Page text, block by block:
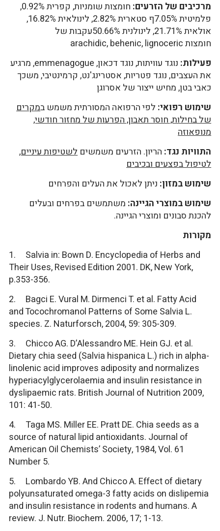
מרכיבים של הזרעים:
חומצות שומניות, קפרית 0.92%,
פלמיטית 7.05%ף סטארית 2.82%, לינולאית 16.82%,
אולאית 21.71%, לינולנית 50.66%עקבות של
חומצות arachidic, behenic, lignoceric
פעילות:
נוגד עוויתות, נוגד דכאון, emmenagogue, מרגיע
את העצבים, נוגד פטריות, אסטרינג'נט, קרמינטיבי, משכך
כאבי בטן, מחיש ייצור של אסרוגן
שימוש רפואי: לפי הרפואה המסורתית משמש במקרים
של בחילות, חוסר תאבון, הפרעות של מחזור חודשי,
מנופאוזה
התוויות נגד: הריון. הזרעים משמשים לשטיפות עיניים,
לטיפול בפצעים ובכיבים
שימוש במזון: ניתן לאכול את העלים והפרחים
שימוש במוצרי הגיינה: משתמשים בפרחים ובעלים
להכנת סבונים ומוצרי הגיינה.
מקורות
1. Salvia in: Bown D. Encyclopedia of Herbs and
Their Uses, Revised Edition 2001. DK, New York,
p.353-356.
2. Bagci E. Vural M. Dirmenci T. et al. Fatty Acid
and Tocochromanol Patterns of Some Salvia L.
species. Z. Naturforsch, 2004, 59: 305-309.
3. Chicco AG. D’Alessandro ME. Hein GJ. et al.
Dietary chia seed (Salvia hispanica L.) rich in alpha-
linolenic acid improves adiposity and normalizes
hyperiacylglycerolaemia and insulin resistance in
dyslipaemic rats. British Journal of Nutrition 2009,
101: 41-50.
4. Taga MS. Miller EE. Pratt DE. Chia seeds as a
source of natural lipid antioxidants. Journal of
American Oil Chemists’ Society, 1984, Vol. 61
Number 5.
5. Lombardo YB. And Chicco A. Effect of dietary
polyunsaturated omega-3 fatty acids on dislipemia
and insulin resistance in rodents and humans. A
review. J. Nutr. Biochem. 2006, 17; 1-13.